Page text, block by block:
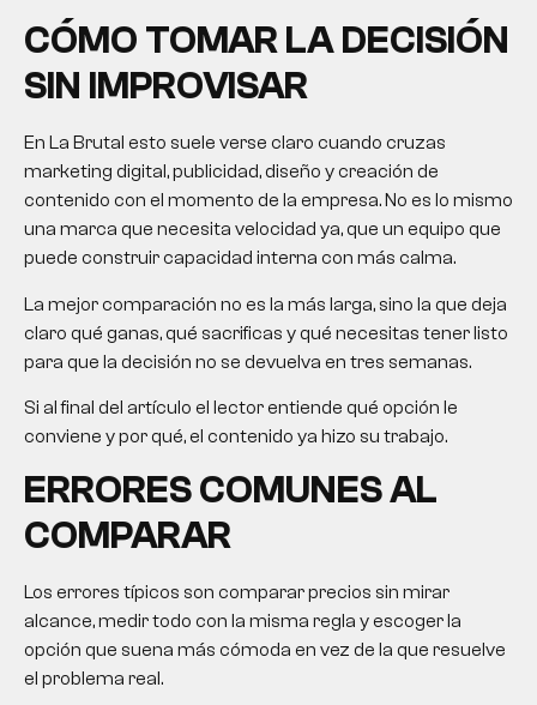
CÓMO TOMAR LA DECISIÓN
SIN IMPROVISAR
En La Brutal esto suele verse claro cuando cruzas
marketing digital, publicidad, diseño y creación de
contenido con el momento de la empresa. No es lo mismo
una marca que necesita velocidad ya, que un equipo que
puede construir capacidad interna con más calma.
La mejor comparación no es la más larga, sino la que deja
claro qué ganas, qué sacrificas y qué necesitas tener listo
para que la decisión no se devuelva en tres semanas.
Si al final del artículo el lector entiende qué opción le
conviene y por qué, el contenido ya hizo su trabajo.
ERRORES COMUNES AL
COMPARAR
Los errores típicos son comparar precios sin mirar
alcance, medir todo con la misma regla y escoger la
opción que suena más cómoda en vez de la que resuelve
el problema real.